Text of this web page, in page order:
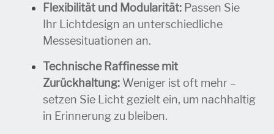
Flexibilität und Modularität: Passen Sie
Ihr Lichtdesign an unterschiedliche
Messesituationen an.
Technische Raffinesse mit
Zurückhaltung: Weniger ist oft mehr –
setzen Sie Licht gezielt ein, um nachhaltig
in Erinnerung zu bleiben.